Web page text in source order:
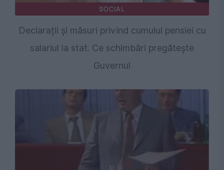
SOCIAL
Declarații și măsuri privind cumulul pensiei cu
salariul la stat. Ce schimbări pregătește
Guvernul